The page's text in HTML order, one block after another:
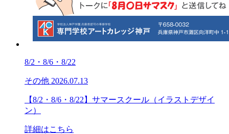
8/2・8/6・8/22
その他 2026.07.13
【8/2・8/6・8/22】サマースクール（イラストデザイ
ン）
詳細はこちら